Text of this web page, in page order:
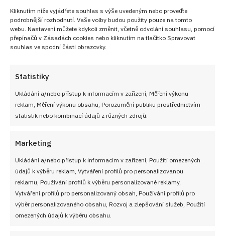
Kliknutím níže vyjádřete souhlas s výše uvedeným nebo proveďte
podrobnější rozhodnutí. Vaše volby budou použity pouze na tomto
webu. Nastavení můžete kdykoli změnit, včetně odvolání souhlasu, pomocí
přepínačů v Zásadách cookies nebo kliknutím na tlačítko Spravovat
souhlas ve spodní části obrazovky.
Statistiky
Ukládání a/nebo přístup k informacím v zařízení, Měření výkonu
reklam, Měření výkonu obsahu, Porozumění publiku prostřednictvím
statistik nebo kombinací údajů z různých zdrojů.
Marketing
Ukládání a/nebo přístup k informacím v zařízení, Použití omezených
údajů k výběru reklam, Vytváření profilů pro personalizovanou
reklamu, Používání profilů k výběru personalizované reklamy,
Vytváření profilů pro personalizovaný obsah, Používání profilů pro
výběr personalizovaného obsahu, Rozvoj a zlepšování služeb, Použití
omezených údajů k výběru obsahu.